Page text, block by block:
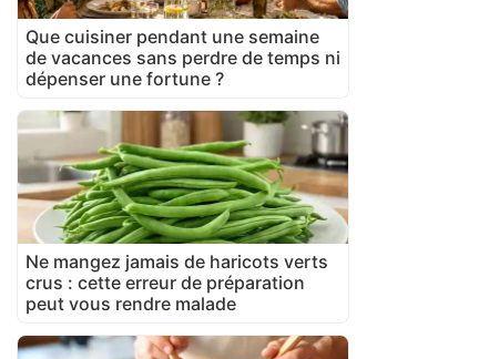
Que cuisiner pendant une semaine
de vacances sans perdre de temps ni
dépenser une fortune ?
Ne mangez jamais de haricots verts
crus : cette erreur de préparation
peut vous rendre malade